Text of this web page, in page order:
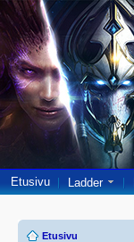
Etusivu Ladder
Etusivu